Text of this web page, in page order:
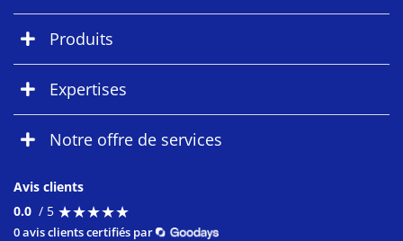
Produits
Expertises
Notre offre de services
Avis clients
0.0 / 5 ★★★★★
★★★★★
0 avis clients certifiés par